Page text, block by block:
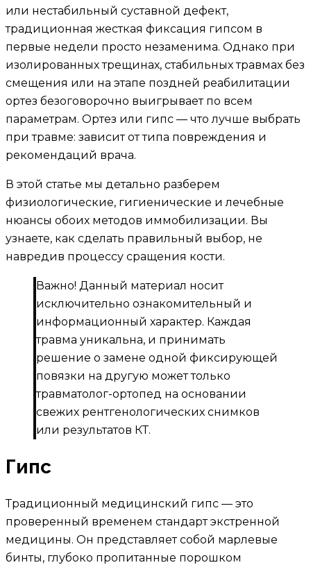
или нестабильный суставной дефект,
традиционная жесткая фиксация гипсом в
первые недели просто незаменима. Однако при
изолированных трещинах, стабильных травмах без
смещения или на этапе поздней реабилитации
ортез безоговорочно выигрывает по всем
параметрам. Ортез или гипс — что лучше выбрать
при травме: зависит от типа повреждения и
рекомендаций врача.
В этой статье мы детально разберем
физиологические, гигиенические и лечебные
нюансы обоих методов иммобилизации. Вы
узнаете, как сделать правильный выбор, не
навредив процессу сращения кости.
Важно! Данный материал носит
исключительно ознакомительный и
информационный характер. Каждая
травма уникальна, и принимать
решение о замене одной фиксирующей
повязки на другую может только
травматолог-ортопед на основании
свежих рентгенологических снимков
или результатов КТ.
Гипс
Традиционный медицинский гипс — это
проверенный временем стандарт экстренной
медицины. Он представляет собой марлевые
бинты, глубоко пропитанные порошком